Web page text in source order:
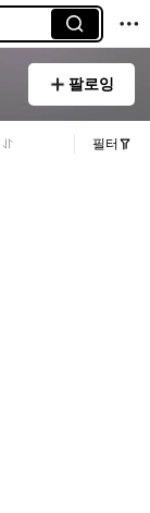
팔로잉
필터